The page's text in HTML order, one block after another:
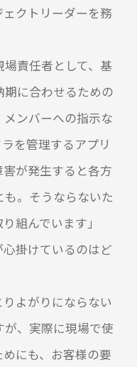
クトリーダーを務
場責任者として、基
に合わせるための
ンバーへの指示な
を管理するアプリ
が発生すると各方
。そうならないた
組んでいます」
掛けているのはど
りよがりにならない
、実際に現場で使
にも、お客様の要